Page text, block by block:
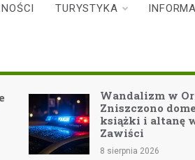
TURYSTYKA
Wandalizm w
Zniszczono
książki i altanę
Zawiści
8 sierpnia 2026